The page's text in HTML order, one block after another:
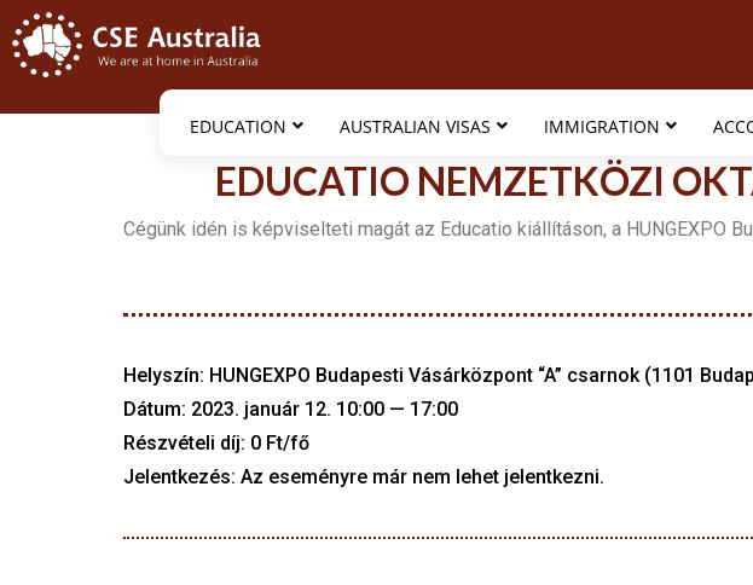
EDUCATION AUSTRALIAN VISAS IMMIGRATION
EDUCATIO NEMZETKÖZI
Cégünk idén is képviselteti magát az Educatio kiállításon, a HUNGEXPO
Helyszín: HUNGEXPO Budapesti Vásárközpont “A” csarnok (1101
Dátum: 2023. január 12. 10:00 — 17:00
Részvételi díj: 0 Ft/fő
Jelentkezés: Az eseményre már nem lehet jelentkezni.